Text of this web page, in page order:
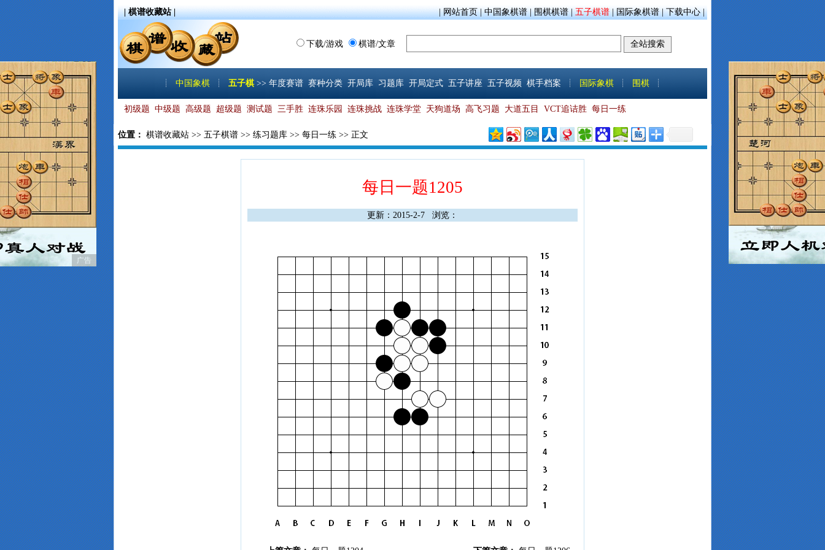
| 棋谱收藏站 | |网站首页|中国象棋谱|围棋棋谱|五子棋谱|国际象棋谱|下载中心|
下载/游戏 棋谱/文章
┊ 中国象棋 ┊ 五子棋>> 年度赛谱 赛种分类 开局库 习题库 开局定式 五子讲座 五子视频 棋手档案 ┊ 国际象棋 ┊ 围棋 ┊
初级题 中级题 高级题 超级题 测试题 三手胜 连珠乐园 连珠挑战 连珠学堂 天狗道场 高飞习题 大道五目 VCT追诘胜 每日一练
广告
位置： 棋谱收藏站 >> 五子棋谱 >> 练习题库 >> 每日一练 >> 正文
每日一题1205
更新：2015-2-7 浏览：